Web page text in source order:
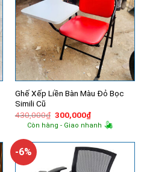
Ghế Xếp Liền Bàn Màu Đỏ Bọc
Simili Cũ
430,000₫ Giá
gốc
là:
300,000₫Giá
hiện
tại
300,000₫.
Còn hàng - Giao nhanh
-6%